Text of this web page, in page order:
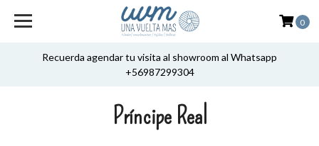
Recuerda agendar tu visita al showroom al Whatsapp
+56987299304
0
Príncipe Real